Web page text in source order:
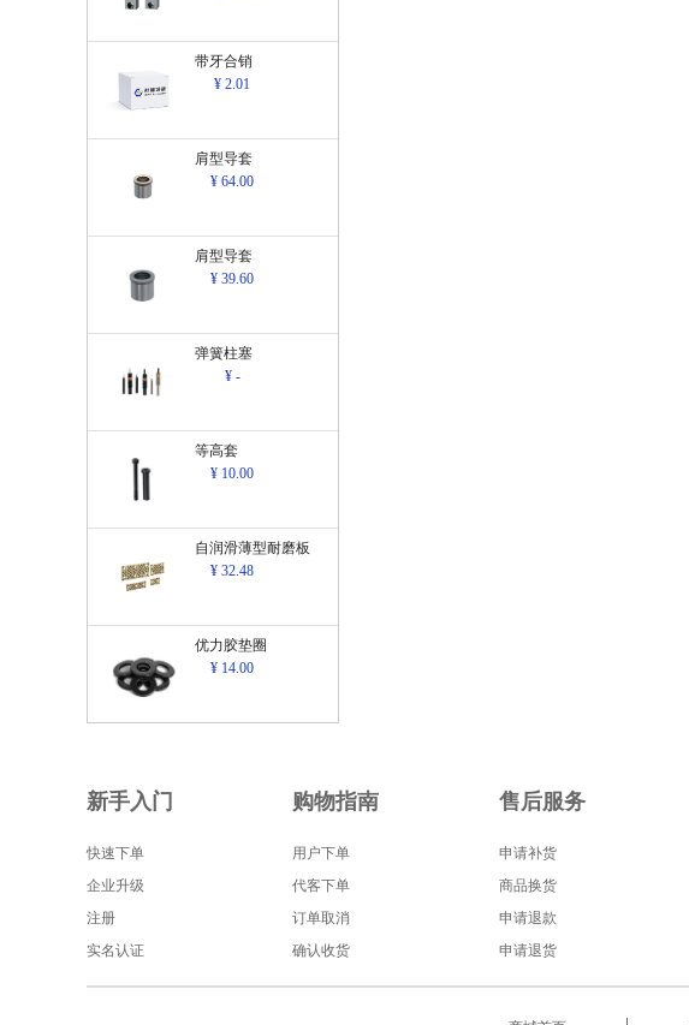
带牙合销
¥ 2.01
肩型导套
¥ 64.00
肩型导套
¥ 39.60
弹簧柱塞
¥ -
等高套
¥ 10.00
自润滑薄型耐磨板
¥ 32.48
优力胶垫圈
¥ 14.00
新手入门
快速下单
企业升级
注册
实名认证
购物指南
用户下单
代客下单
订单取消
确认收货
售后服务
申请补货
商品换货
申请退款
申请退货